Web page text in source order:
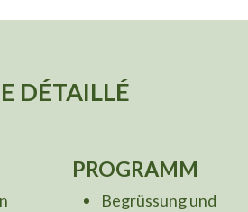
DÉTAILLÉ
PROGRAMM
Begrüssung und